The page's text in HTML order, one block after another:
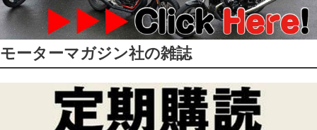
モーターマガジン社の雑誌